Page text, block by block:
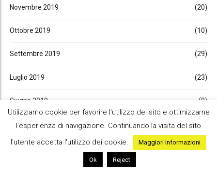
Novembre 2019 (20)
Ottobre 2019 (10)
Settembre 2019 (29)
Luglio 2019 (23)
Giugno 2019 (9)
Maggio 2019 (27)
Utilizziamo cookie per favorire l'utilizzo del sito e ottimizzarne
l'esperienza di navigazione. Continuando la visita del sito
l'utente accetta l'utilizzo dei cookie.
Maggiori informazioni
Ok Reject